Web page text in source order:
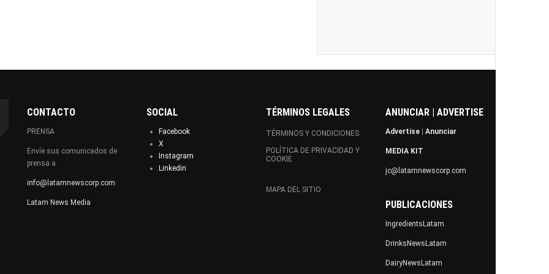
CONTACTO
PRENSA
Envíe sus comunicados de
prensa a
info@latamnewscorp.com
Latam News Media
SOCIAL
Facebook
X
Instagram
Linkedin
TÉRMINOS LEGALES
TÉRMINOS Y CONDICIONES
POLÍTICA DE PRIVACIDAD Y
COOKIE
MAPA DEL SITIO
ANUNCIAR | ADVERTISE
Advertise Anunciar
MEDIA KIT
jc@latamnewscorp.com
PUBLICACIONES
IngredientsLatam
DrinksNewsLatam
DairyNewsLatam